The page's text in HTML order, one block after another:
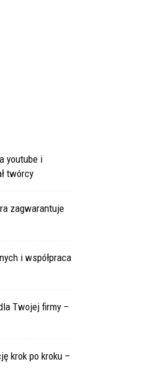
youtube i
twórcy
zagwarantuje
i współpraca
Twojej firmy –
krok po kroku –